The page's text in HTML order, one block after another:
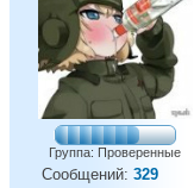
Группа: Проверенные
Сообщений: 329